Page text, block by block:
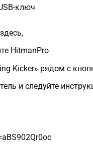
ключ
HitmanPro
Kicker» рядом с
и следуйте